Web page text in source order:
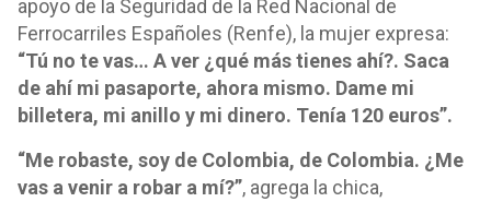
apoyo de la Seguridad de la Red Nacional de
Ferrocarriles Españoles (Renfe), la mujer expresa:
“Tú no te vas… A ver ¿qué más tienes ahí?. Saca
de ahí mi pasaporte, ahora mismo. Dame mi
billetera, mi anillo y mi dinero. Tenía 120 euros”.
“Me robaste, soy de Colombia, de Colombia. ¿Me
vas a venir a robar a mí?”, agrega la chica,